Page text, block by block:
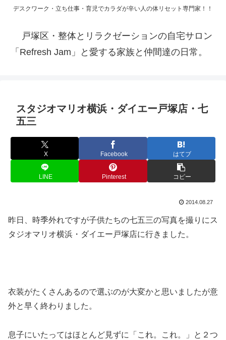
デスクワーク・立ち仕事・育児でカラダが辛い人の体リセット専門家！！
戸塚区・整体とリラクゼーションの自宅サロン
「Refresh Jam」と愛する家族と仲間達の日常。
スタジオマリオ横浜・ダイエー戸塚店・七
五三
X Facebook はてブ
LINE Pinterest コピー
2014.08.27
昨日、時季外れですが子供たちの七五三の写真を撮りにス
タジオマリオ横浜・ダイエー戸塚店に行きました。
衣装がたくさんあるので選ぶのが大変かと思いましたが意
外と早く終わりました。
息子にいたってはほとんど見ずに「これ。これ。」と２つ